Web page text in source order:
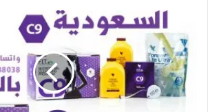
كلين
في
السعودية
ودول
الخليج